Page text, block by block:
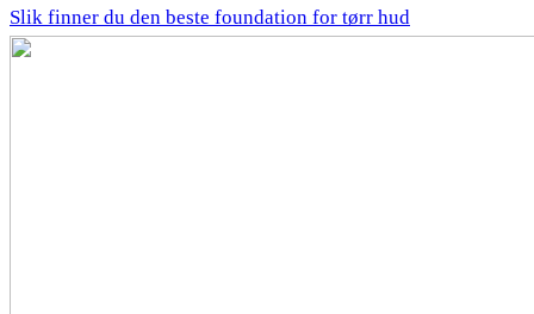
Slik finner du den beste foundation for tørr hud